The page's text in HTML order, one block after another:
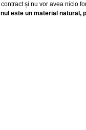
și nu vor avea nicio
este un material natural,